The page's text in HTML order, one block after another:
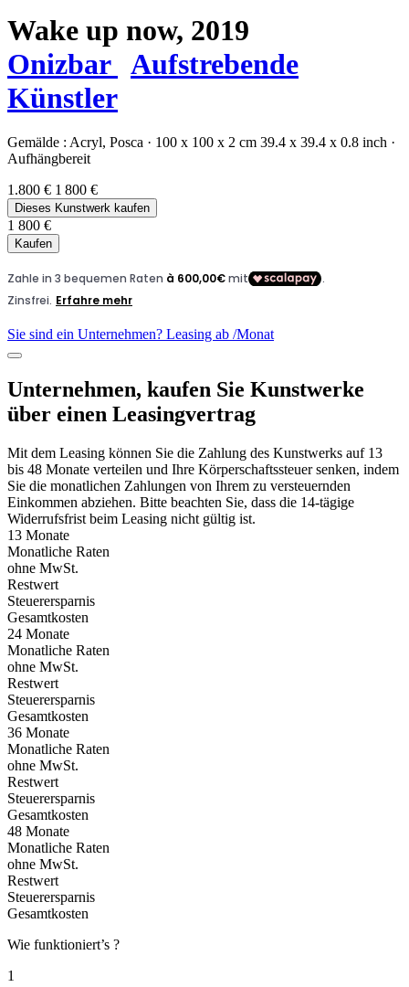
Wake up now, 2019
Onizbar Aufstrebende
Künstler
Gemälde : Acryl, Posca · 100 x 100 x 2 cm 39.4 x 39.4 x 0.8 inch ·
Aufhängbereit
1.800 € 1 800 €
Dieses Kunstwerk kaufen
1 800 €
Kaufen
Sie sind ein Unternehmen? Leasing ab /Monat
Unternehmen, kaufen Sie Kunstwerke
über einen Leasingvertrag
Mit dem Leasing können Sie die Zahlung des Kunstwerks auf 13
bis 48 Monate verteilen und Ihre Körperschaftssteuer senken, indem
Sie die monatlichen Zahlungen von Ihrem zu versteuernden
Einkommen abziehen. Bitte beachten Sie, dass die 14-tägige
Widerrufsfrist beim Leasing nicht gültig ist.
13 Monate
Monatliche Raten
ohne MwSt.
Restwert
Steuerersparnis
Gesamtkosten
24 Monate
Monatliche Raten
ohne MwSt.
Restwert
Steuerersparnis
Gesamtkosten
36 Monate
Monatliche Raten
ohne MwSt.
Restwert
Steuerersparnis
Gesamtkosten
48 Monate
Monatliche Raten
ohne MwSt.
Restwert
Steuerersparnis
Gesamtkosten
Wie funktioniert’s ?
1